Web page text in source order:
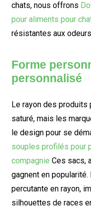
chats, nous offrons
pour aliments pour
résistantes aux
Forme
personnalisé
Le rayon des produits
saturé, mais les
le design pour se
souples profilés pour
compagnie Ces sacs,
gagnent en
percutante en rayon,
silhouettes de races